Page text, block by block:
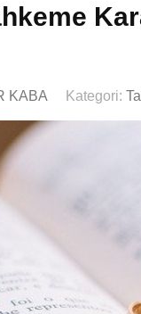
KABA Kategori: